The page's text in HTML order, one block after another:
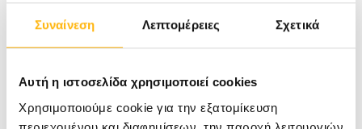
Συναίνεση Λεπτομέρειες Σχετικά
Αυτή η ιστοσελίδα χρησιμοποιεί cookies
Χρησιμοποιούμε cookie για την εξατομίκευση
ένα εκπαιδευτικό κέντρο που προωθεί το έργο
των ιατρών συνεργατών του και φροντίζει για
τις δεξιότητες των μελλοντικών
επαγγελματιών της υγείας.